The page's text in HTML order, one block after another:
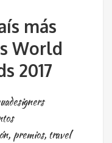
más
World
2017
, premios, travel